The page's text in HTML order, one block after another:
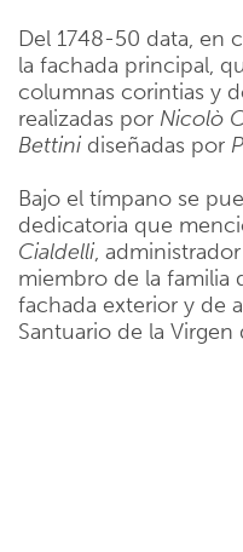
Del 1748-50 data, en
la fachada principal,
columnas corintias y
realizadas por Nicolò
Bettini diseñadas por
Bajo el tímpano se
dedicatoria que
Cialdelli,
miembro de la familia
fachada exterior y de
Santuario de la